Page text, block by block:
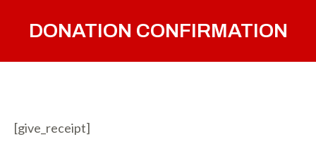
DONATION CONFIRMATION
[give_receipt]